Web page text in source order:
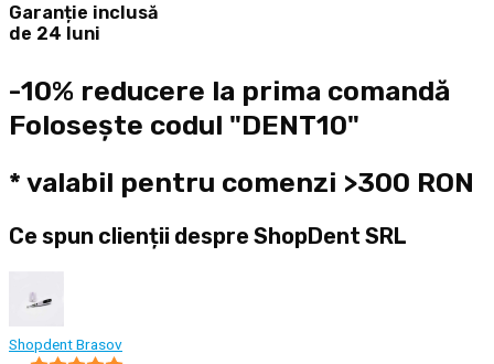
Garanție inclusă
de 24 luni
-10% reducere la prima comandă
Folosește codul "DENT10"
* valabil pentru comenzi >300 RON
Ce spun clienții despre ShopDent SRL
Shopdent Brasov